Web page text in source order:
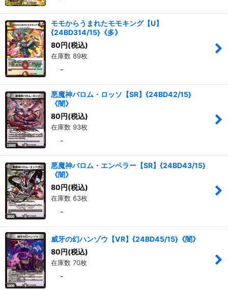
モモからうまれたモモキング【U】
{24BD314/15}《多》
80円(税込)
在庫数 89枚
-
悪魔神バロム・ロッソ【SR】{24BD42/15}
《闇》
80円(税込)
在庫数 93枚
-
悪魔神バロム・エンペラー【SR】{24BD43/15}
《闇》
80円(税込)
在庫数 63枚
-
威牙の幻ハンゾウ【VR】{24BD45/15}《闇》
80円(税込)
在庫数 70枚
-